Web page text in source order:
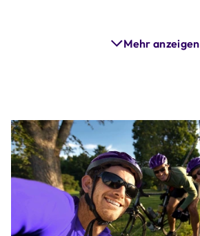
Mehr anzeigen